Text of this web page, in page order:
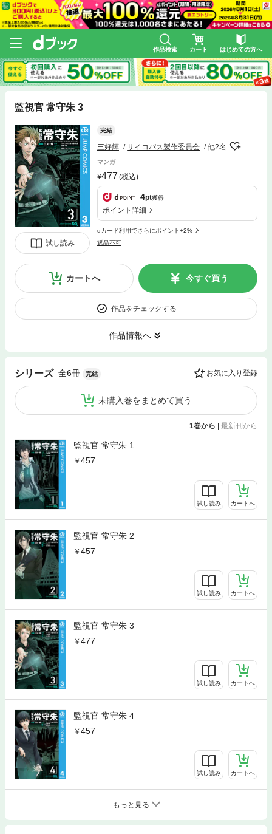
作品検索 カート はじめての方へ
監視官 常守朱 3
試し読み
完結
三好輝 サイコパス製作委員会 他2名
マンガ
477 (税込)
4pt獲得
ポイント詳細
dカード利用でさらにポイント+2%
返品不可
カートへ 今すぐ買う
作品をチェックする
作品情報へ
シリーズ 全6冊 完結 お気に入り登録
未購入巻をまとめて買う
1巻から 最新刊から
監視官 常守朱 1
457
試し読み カートへ
監視官 常守朱 2
457
試し読み カートへ
監視官 常守朱 3
477
試し読み カートへ
監視官 常守朱 4
457
試し読み カートへ
もっと見る